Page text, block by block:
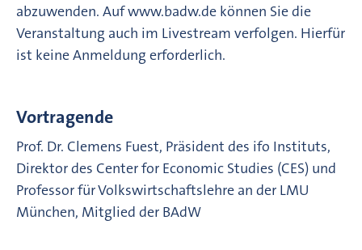
abzuwenden. Auf www.badw.de können Sie die
Veranstaltung auch im Livestream verfolgen. Hierfür
ist keine Anmeldung erforderlich.
Vortragende
Prof. Dr. Clemens Fuest, Präsident des ifo Instituts,
Direktor des Center for Economic Studies (CES) und
Professor für Volkswirtschaftslehre an der LMU
München, Mitglied der BAdW